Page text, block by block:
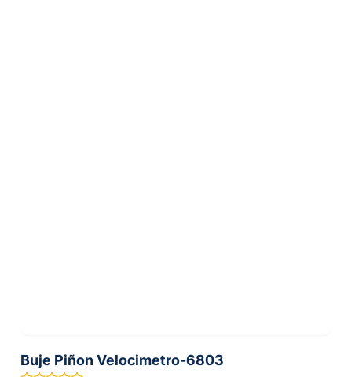
Buje Piñon Velocimetro-6803